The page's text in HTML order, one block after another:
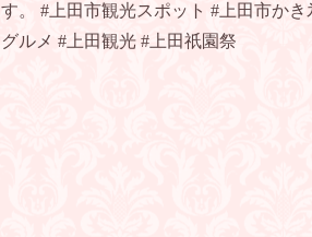
す。 #上田市観光スポット #上田市か
グルメ #上田観光 #上田祇園祭